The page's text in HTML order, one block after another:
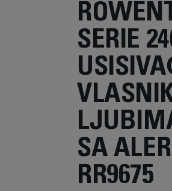
SERIE
SA
RR9675